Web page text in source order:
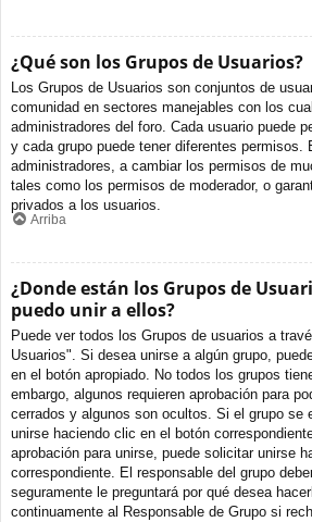
¿Qué son los Grupos de Usuarios?
Los Grupos de Usuarios son conjuntos de
comunidad en sectores manejables con los
administradores del foro. Cada usuario puede
y cada grupo puede tener diferentes permisos.
administradores, a cambiar los permisos de
tales como los permisos de moderador, o
privados a los usuarios.
Arriba
¿Donde están los Grupos de
puedo unir a ellos?
Puede ver todos los Grupos de usuarios a
Usuarios". Si desea unirse a algún grupo,
en el botón apropiado. No todos los grupos
embargo, algunos requieren aprobación para
cerrados y algunos son ocultos. Si el grupo se
unirse haciendo clic en el botón
aprobación para unirse, puede solicitar unirse
correspondiente. El responsable del grupo
seguramente le preguntará por qué desea
continuamente al Responsable de Grupo si